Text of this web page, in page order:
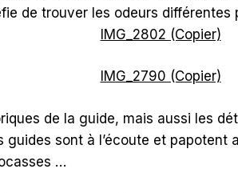
de trouver les odeurs
de la guide, mais aussi les
sont à l’écoute et papotent
…